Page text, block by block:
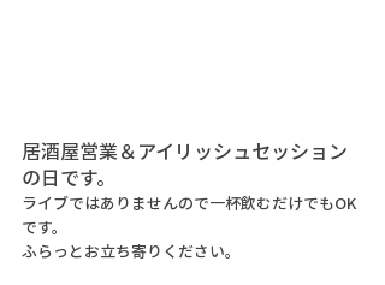
居酒屋営業＆アイリッシュセッション
の日です。
ライブではありませんので一杯飲むだけでもOK
です。
ふらっとお立ち寄りください。